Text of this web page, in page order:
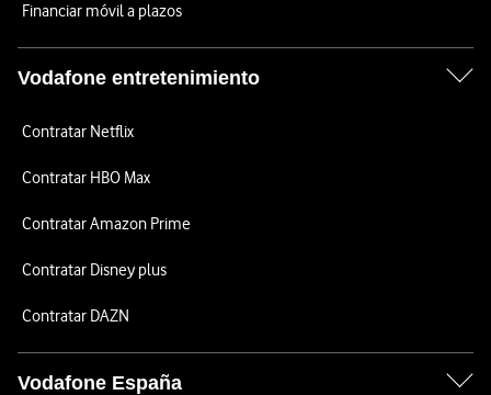
Financiar móvil a plazos
Vodafone entretenimiento
Contratar Netflix
Contratar HBO Max
Contratar Amazon Prime
Contratar Disney plus
Contratar DAZN
Vodafone España